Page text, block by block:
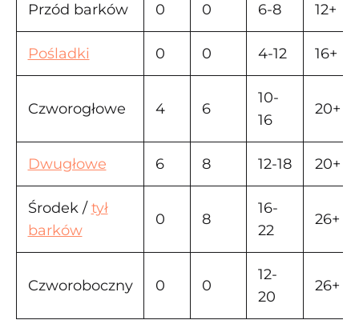
Przód barków 0 0 6-8 12+
Pośladki 0 0 4-12 16+
Czworogłowe 4 6
10-
16
20+
Dwugłowe 6 8 12-18 20+
Środek / tył
barków
0 8
16-
22
26+
Czworoboczny 0 0
12-
20
26+